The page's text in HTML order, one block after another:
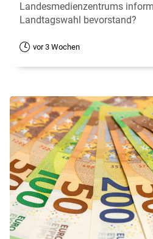
Landesmedienzentrums
Landtagswahl bevorstand?
vor 3 Wochen